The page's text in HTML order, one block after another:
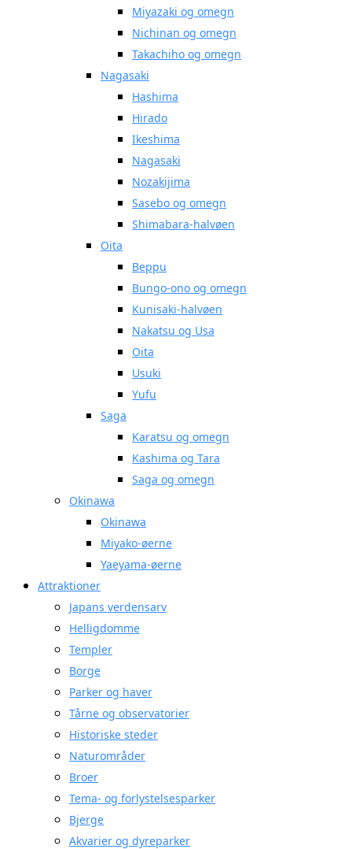
Miyazaki og omegn
Nichinan og omegn
Takachiho og omegn
Nagasaki
Hashima
Hirado
Ikeshima
Nagasaki
Nozakijima
Sasebo og omegn
Shimabara-halvøen
Oita
Beppu
Bungo-ono og omegn
Kunisaki-halvøen
Nakatsu og Usa
Oita
Usuki
Yufu
Saga
Karatsu og omegn
Kashima og Tara
Saga og omegn
Okinawa
Okinawa
Miyako-øerne
Yaeyama-øerne
Attraktioner
Japans verdensarv
Helligdomme
Templer
Borge
Parker og haver
Tårne og observatorier
Historiske steder
Naturområder
Broer
Tema- og forlystelsesparker
Bjerge
Akvarier og dyreparker